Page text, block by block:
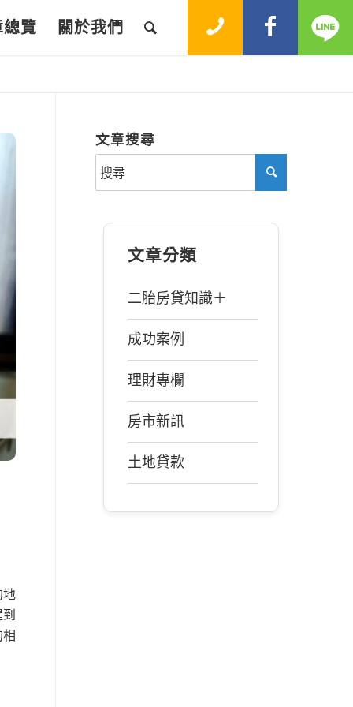
總覽 關於我們
地
文章搜尋
文章分類
二胎房貸知識＋
成功案例
理財專欄
房市新訊
土地貸款